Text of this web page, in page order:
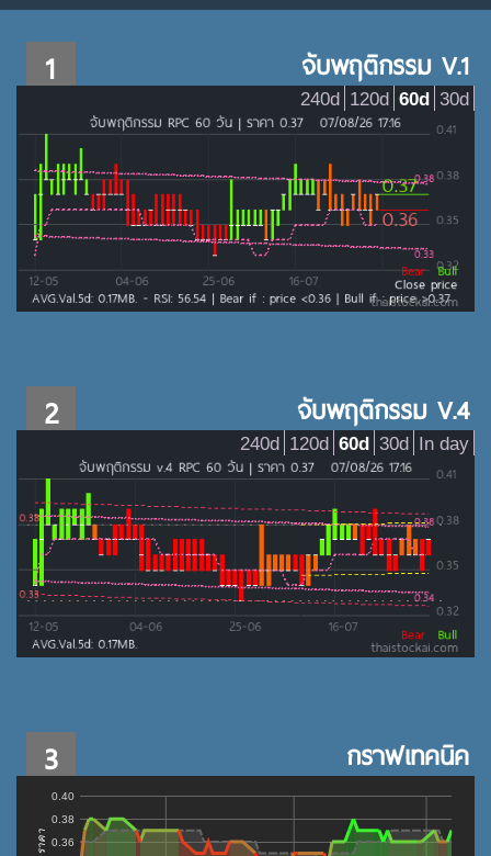
1 จับพฤติกรรม V.1
30d
60d
120d
240d
2 จับพฤติกรรม V.4
In day
30d
60d
120d
240d
3 กราฟเทคนิค
0.36
0.38
0.40
ราคา